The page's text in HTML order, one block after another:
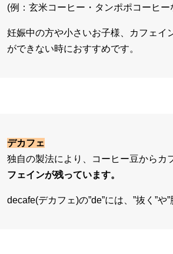
(例：玄米コーヒー・タンポポコーヒー
妊娠中の方や小さいお子様、カフェイ
ができない時におすすめです。
デカフェ
独自の製法により、コーヒー豆からカ
フェインが残っています。
decafe(デカフェ)の”de”には、”抜く”や